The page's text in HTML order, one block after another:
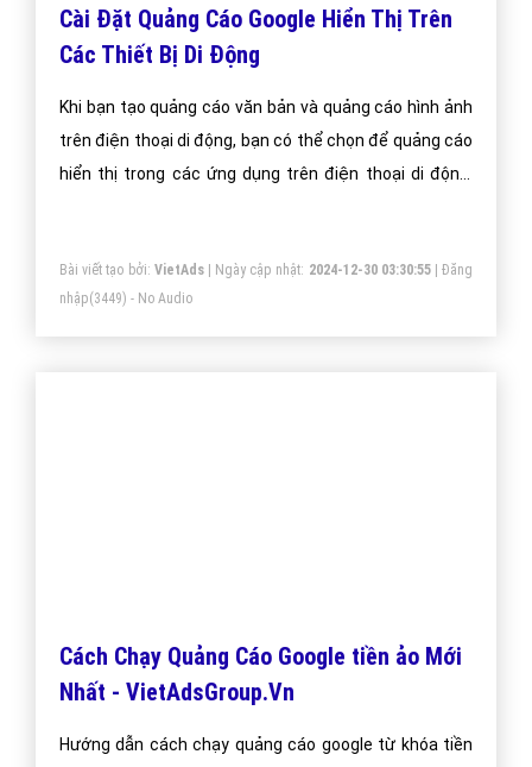
Cài Đặt Quảng Cáo Google Hiển Thị Trên
Các Thiết Bị Di Động
Khi bạn tạo quảng cáo văn bản và quảng cáo hình ảnh
trên điện thoại di động, bạn có thể chọn để quảng cáo
hiển thị trong các ứng dụng trên điện thoại di động,
Bài viết tạo bởi: VietAds| Ngày cập nhật: 2024-12-30 03:30:55|Đăng
nhập(3449) - No Audio
Cách Chạy Quảng Cáo Google tiền ảo Mới
Nhất - VietAdsGroup.Vn
Hướng dẫn cách chạy quảng cáo google từ khóa tiền